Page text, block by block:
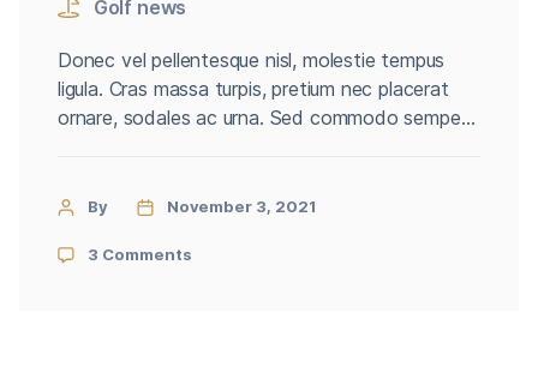
Golf news
Donec vel pellentesque nisl, molestie tempus
ligula. Cras massa turpis, pretium nec placerat
ornare, sodales ac urna. Sed commodo semper
erat ut enim tincidunt, vitae bibendum lorem
at ac velit. Suspendisse orci nunc, condimentum
By November 3, 2021
3 Comments